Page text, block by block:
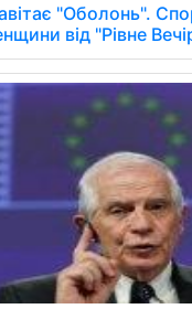
"Оболонь".
від "Рівне